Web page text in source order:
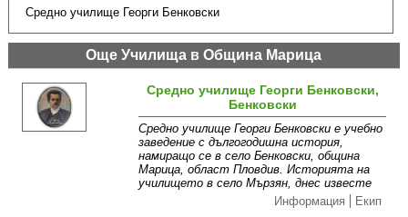
Средно училище Георги Бенковски
Още Училища в Община Марица
Средно училище Георги Бенковски,
Бенковски
Средно училище Георги Бенковски е учебно
заведение с дългогодишна история,
намиращо се в село Бенковски, община
Марица, област Пловдив. Историята на
училището в село Мързян, днес известе
Информация
Екип